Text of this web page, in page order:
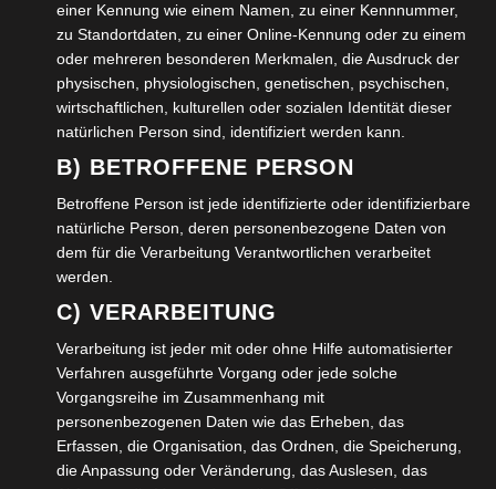
Name*
Website
einer Kennung wie einem Namen, zu einer Kennnummer,
zu Standortdaten, zu einer Online-Kennung oder zu einem
oder mehreren besonderen Merkmalen, die Ausdruck der
physischen, physiologischen, genetischen, psychischen,
wirtschaftlichen, kulturellen oder sozialen Identität dieser
natürlichen Person sind, identifiziert werden kann.
B) BETROFFENE PERSON
Betroffene Person ist jede identifizierte oder identifizierbare
natürliche Person, deren personenbezogene Daten von
dem für die Verarbeitung Verantwortlichen verarbeitet
werden.
C) VERARBEITUNG
Verarbeitung ist jeder mit oder ohne Hilfe automatisierter
Verfahren ausgeführte Vorgang oder jede solche
Vorgangsreihe im Zusammenhang mit
personenbezogenen Daten wie das Erheben, das
Erfassen, die Organisation, das Ordnen, die Speicherung,
die Anpassung oder Veränderung, das Auslesen, das